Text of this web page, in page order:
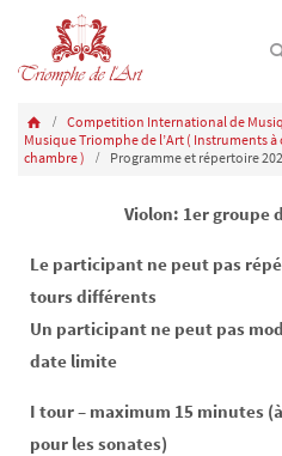
Competition International de
Musique Triomphe de l’Art ( Instruments
chambre )
Programme et répertoire
Violon: 1er groupe
Le participant ne peut pas
tours différents
Un participant ne peut pas
date limite
I tour – maximum 15 minutes
pour les sonates)